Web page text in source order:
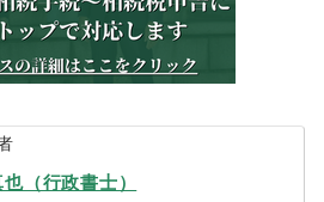
（行政書士）